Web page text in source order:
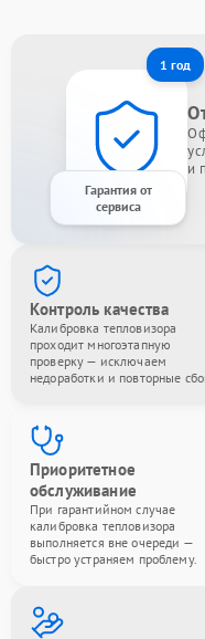
1 год
Гарантия от
сервиса
и
Контроль качества
Калибровка тепловизора
проходит многоэтапную
проверку — исключаем
недоработки и повторные
Приоритетное
обслуживание
При гарантийном случае
калибровка тепловизора
выполняется вне очереди —
быстро устраняем проблему.